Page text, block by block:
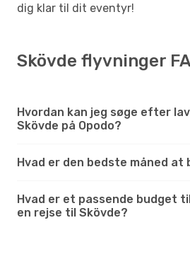
dig klar til dit eventyr!
Skövde flyvninger
Hvordan kan jeg søge efter
Skövde på Opodo?
Hvad er den bedste måned at
Hvad er et passende budget
en rejse til Skövde?